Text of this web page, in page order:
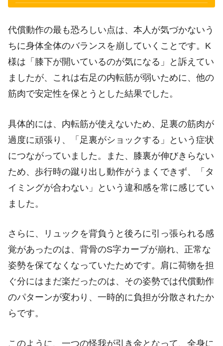
代償動作の最も恐ろしい点は、本人が気づかないう
ちに身体全体のバランスを崩していくことです。K
様は「膝下が開いているのが気になる」と訴えてい
ましたが、これは右足の内転筋が弱いために、他の
筋肉で安定性を保とうとした結果でした。
具体的には、内転筋が使えないため、足裏の筋肉が
過度に頑張り、「足裏がショックする」という症状
につながっていました。また、膝裏が伸びきらない
ため、歩行時の蹴り出し動作がうまくできず、「タ
イミングが合わない」という違和感を常に感じてい
ました。
さらに、リュックを背負うと後ろに引っ張られる感
覚があったのは、背骨のS字カーブが崩れ、正常な
姿勢を保てなくなっていたためです。肩に荷物を担
ぐ分にはまだ楽だったのは、その姿勢では代償動作
のパターンが変わり、一時的に負担が分散されたか
らです。
このように、一つの怪我が引き金となって、全身に